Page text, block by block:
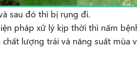
sau đó thì bị rụng đi.
pháp xử lý kịp thời thì nấm
lượng trái và năng suất mùa